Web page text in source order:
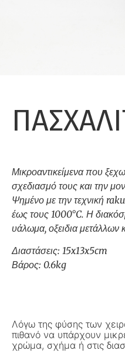
Μικροαντικείμενα που
σχεδιασμό τους και την
Ψημένο με την τεχνική
έως τους 1000°C. Η
υάλωμα, οξειδια μετάλλων
Διαστάσεις: 15x13x5cm
Βάρος: 0.6kg
Λόγω της φύσης των
πιθανό να υπάρχουν
χρώμα, σχήμα ή στις